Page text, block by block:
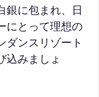
銀に包まれ、日
にとって理想の
ダンスリゾート
込みましょ